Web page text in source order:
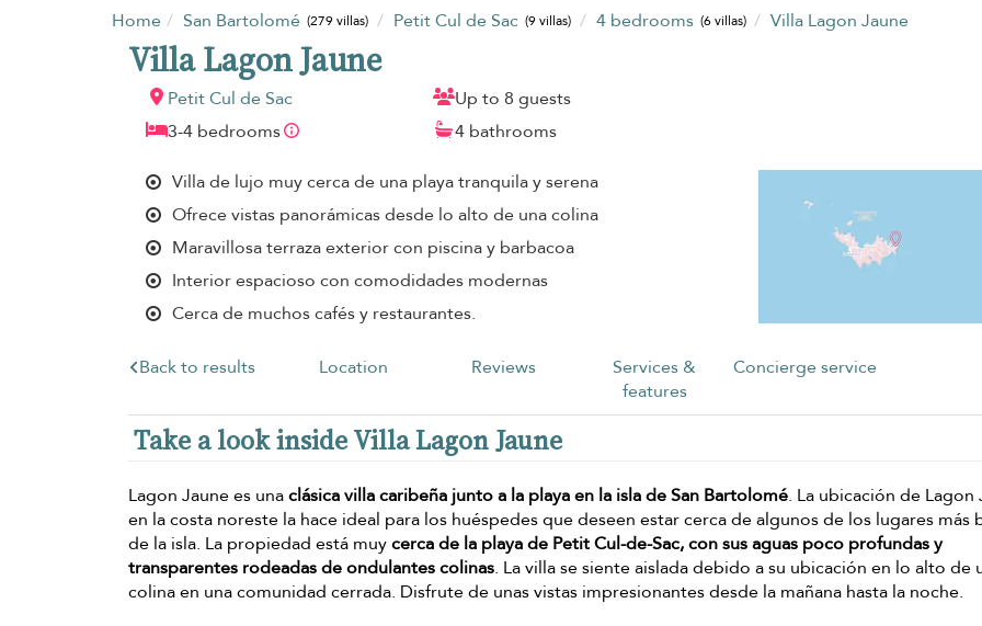
Home San Bartolomé (279 villas) Petit Cul de Sac (9 villas) 4 bedrooms (6 villas) Villa Lagon Jaune
Villa Lagon Jaune
Petit Cul de Sac
Up to 8 guests
3-4 bedrooms
4 bathrooms
Villa de lujo muy cerca de una playa tranquila y serena
Ofrece vistas panorámicas desde lo alto de una colina
Maravillosa terraza exterior con piscina y barbacoa
Interior espacioso con comodidades modernas
Cerca de muchos cafés y restaurantes.
Back to results Location Reviews
Services &
features
Concierge service
Take a look inside Villa Lagon Jaune
Lagon Jaune es unaclásica villa caribeña junto a la playa en la isla de San Bartolomé. La ubicación de Lagon
en la costa noreste la hace ideal para los huéspedes que deseen estar cerca de algunos de los lugares más
de la isla. La propiedad está muycerca de la playa de Petit Cul-de-Sac, con sus aguas poco profundas y
transparentes rodeadas de ondulantes colinas. La villa se siente aislada debido a su ubicación en lo alto de
colina en una comunidad cerrada. Disfrute de unas vistas impresionantes desde la mañana hasta la noche.